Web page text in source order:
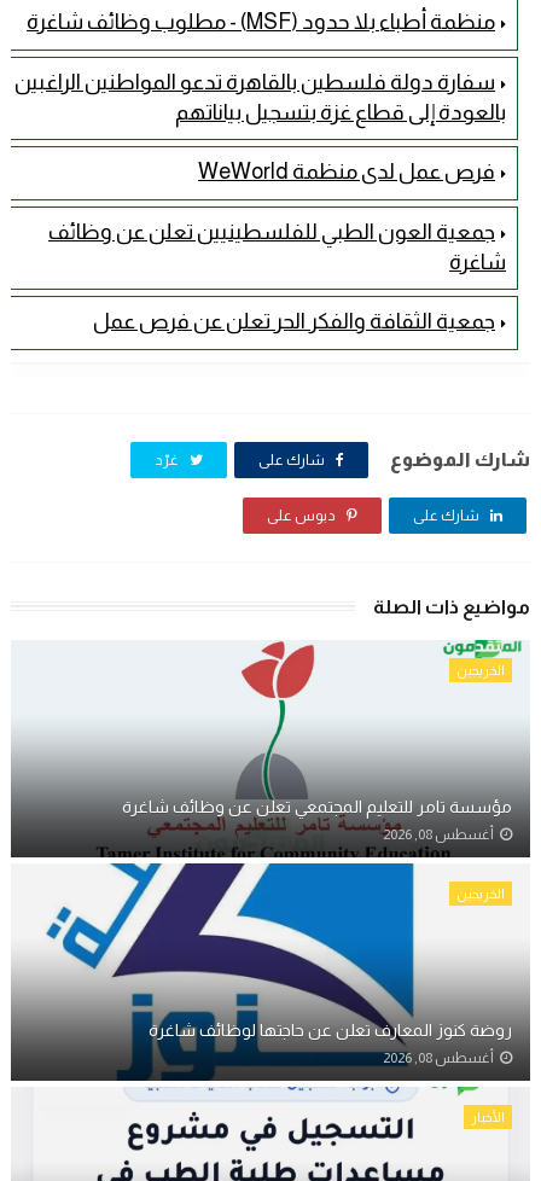
منظمة أطباء بلا حدود (MSF) - مطلوب وظائف شاغرة
سفارة دولة فلسطين بالقاهرة تدعو المواطنين الراغبين
بالعودة إلى قطاع غزة بتسجيل بياناتهم
فرص عمل لدى منظمة WeWorld
جمعية العون الطبي للفلسطينيين تعلن عن وظائف
شاغرة
جمعية الثقافة والفكر الحر تعلن عن فرص عمل
شارك الموضوع شارك على غرّد
شارك على دبوس على
مواضيع ذات الصلة
الخريجين
مؤسسة تامر للتعليم المجتمعي تعلن عن وظائف شاغرة
أغسطس 08, 2026
الخريجين
روضة كنوز المعارف تعلن عن حاجتها لوظائف شاغرة
أغسطس 08, 2026
الأخبار